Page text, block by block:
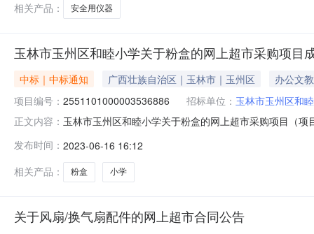
相关产品：
安全用仪器
玉林市玉州区和睦小学关于粉盒的网上超市采购项目
中标｜中标通知 广西壮族自治区｜玉林市｜玉州区
办公文教
项目编号： 2551101000003536886 招标单位： 玉林市玉州区和
正文内容： 玉林市玉州区和睦小学关于粉盒的网上超市采购项目（
新区报价起止时间:-二、采购单位信息采购单位名称:玉
发布时间： 2023-06-16 16:12
相关产品：
粉盒 小学
关于风扇/换气扇配件的网上超市合同公告